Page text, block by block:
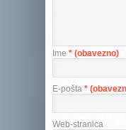
Ime * (obavezno)
E-pošta *
Web-stranica